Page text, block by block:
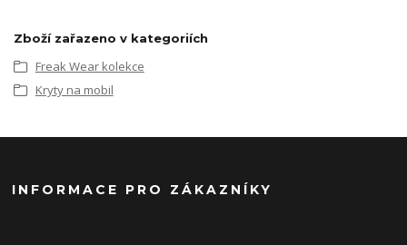
Zboží zařazeno v kategoriích
Freak Wear kolekce
Kryty na mobil
INFORMACE PRO ZÁKAZNÍKY